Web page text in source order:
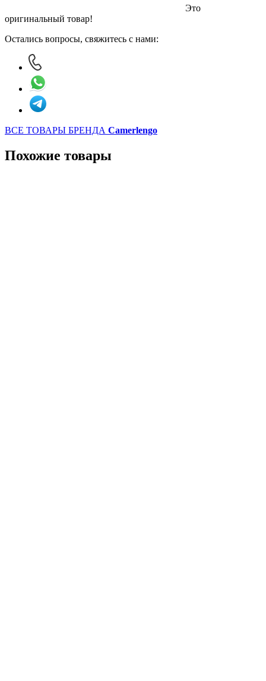
Это
оригинальный товар!
Остались вопросы, свяжитесь с нами:
ВСЕ ТОВАРЫ БРЕНДА Camerlengo
Похожие товары